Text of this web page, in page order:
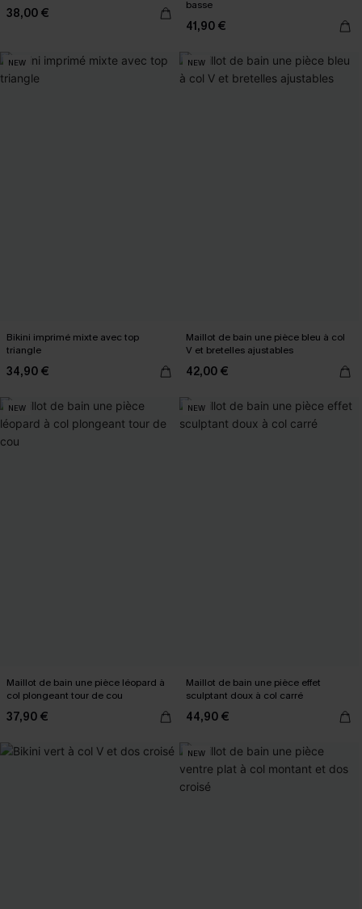
38,00 €
basse
41,90 €
NEW
Bikini imprimé mixte avec top
triangle
34,90 €
NEW
Maillot de bain une pièce bleu à col
V et bretelles ajustables
42,00 €
NEW
Maillot de bain une pièce léopard à
col plongeant tour de cou
37,90 €
NEW
Maillot de bain une pièce effet
sculptant doux à col carré
44,90 €
NEW